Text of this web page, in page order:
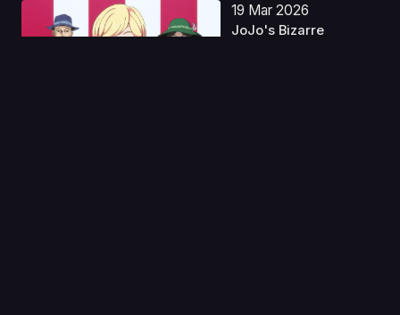
19 Mar 2026
JoJo's Bizarre